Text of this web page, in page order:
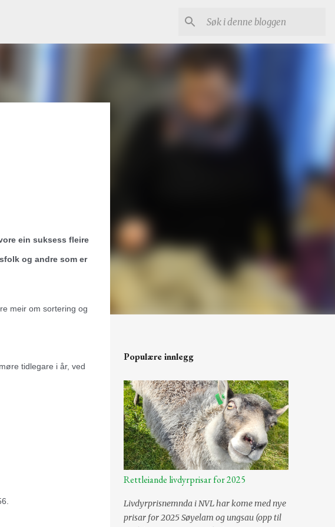
ein suksess fleire
og andre som er
meir om sortering og
tidlegare i år, ved
Populære innlegg
Rettleiande livdyrprisar for 2025
Livdyrprisnemnda i NVL har kome med nye
prisar for 2025 Søyelam og ungsau (opp til